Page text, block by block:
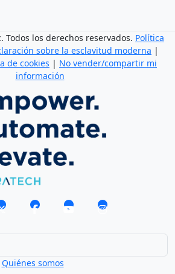
los derechos reservados. Política
sobre la esclavitud moderna |
de cookies | No vender/compartir mi
información
Quiénes somos